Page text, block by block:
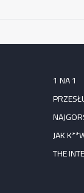
1 NA 1
JAK
THE